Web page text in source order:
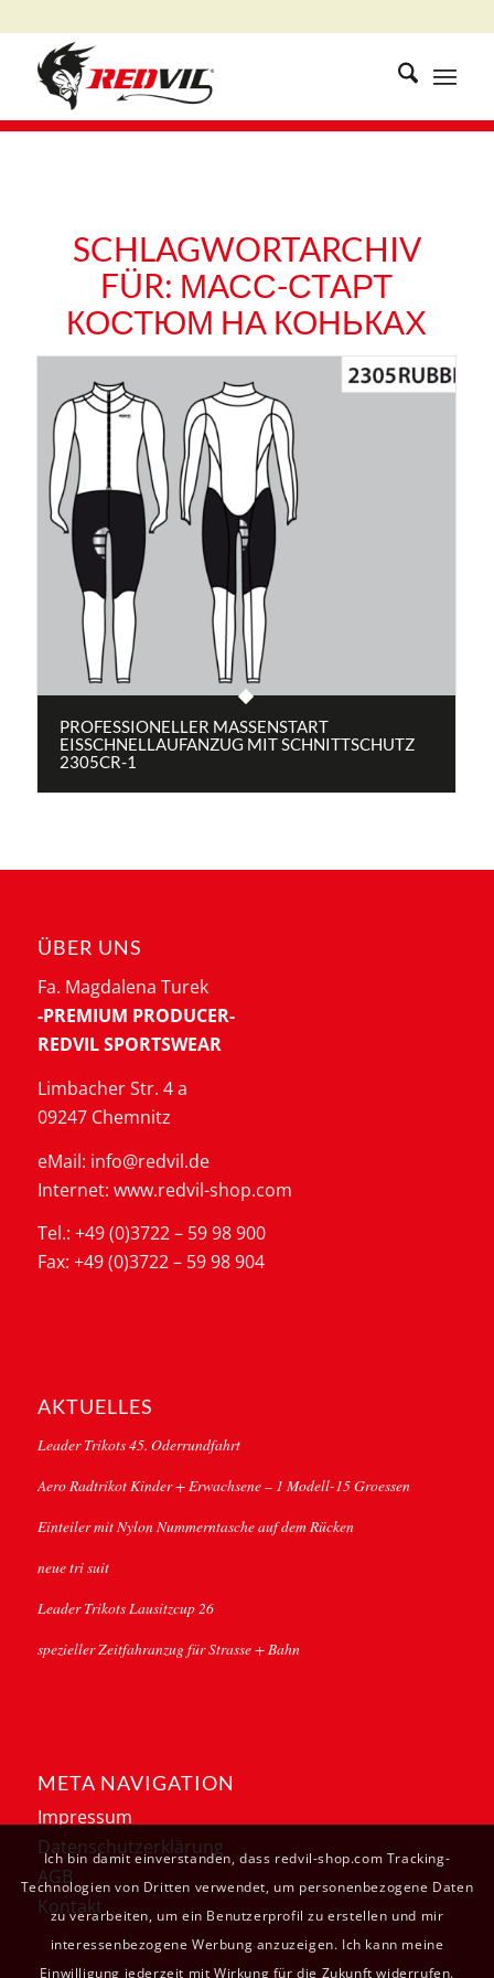
SCHLAGWORTARCHIV
FÜR: МАСС-СТАРТ
КОСТЮМ НА КОНЬКАХ
PROFESSIONELLER MASSENSTART
EISSCHNELLAUFANZUG MIT SCHNITTSCHUTZ
2305CR-1
ÜBER UNS
Fa. Magdalena Turek
-PREMIUM PRODUCER-
REDVIL SPORTSWEAR
Limbacher Str. 4 a
09247 Chemnitz
eMail: info@redvil.de
Internet: www.redvil-shop.com
Tel.: +49 (0)3722 – 59 98 900
Fax: +49 (0)3722 – 59 98 904
AKTUELLES
Leader Trikots 45. Oderrundfahrt
Aero Radtrikot Kinder + Erwachsene – 1 Modell-15 Groessen
Einteiler mit Nylon Nummerntasche auf dem Rücken
neue tri suit
Leader Trikots Lausitzcup 26
spezieller Zeitfahranzug für Strasse + Bahn
META NAVIGATION
Impressum
Datenschutzerklärung
AGB
Kontakt
Ich bin damit einverstanden, dass redvil-shop.com Tracking-
Technologien von Dritten verwendet, um personenbezogene Daten
zu verarbeiten, um ein Benutzerprofil zu erstellen und mir
interessenbezogene Werbung anzuzeigen. Ich kann meine
Einwilligung jederzeit mit Wirkung für die Zukunft widerrufen.